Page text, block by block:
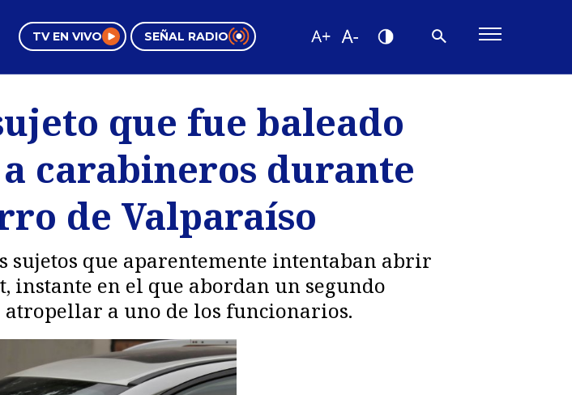
TV EN VIVO SEÑAL RADIO
Tendencias
Videos
que fue baleado
carabineros durante
de Valparaíso
que aparentemente intentaban abrir
en el que abordan un segundo
a uno de los funcionarios.